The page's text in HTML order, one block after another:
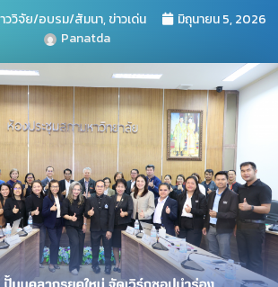
ววิจัย/อบรม/สัมนา,ข่าวเด่น
มิถุนายน 5, 2026
Panatda